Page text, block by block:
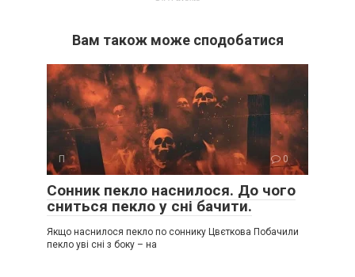
Вам також може сподобатися
П 0
Сонник пекло наснилося. До чого
сниться пекло у сні бачити.
Якщо наснилося пекло по соннику Цвєткова Побачили
пекло уві сні з боку – на